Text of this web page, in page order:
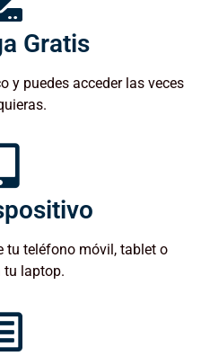
Gratis
y puedes acceder las veces
tu teléfono móvil, tablet o
tu laptop.